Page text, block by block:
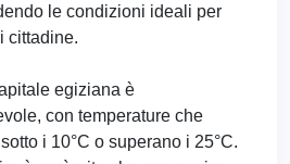
le condizioni ideali per
cittadine.
egiziana è
con temperature che
i 10°C o superano i 25°C.